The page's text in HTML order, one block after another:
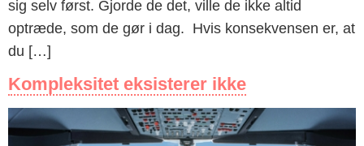
sig selv først. Gjorde de det, ville de ikke altid
optræde, som de gør i dag. Hvis konsekvensen er, at
du […]
Kompleksitet eksisterer ikke